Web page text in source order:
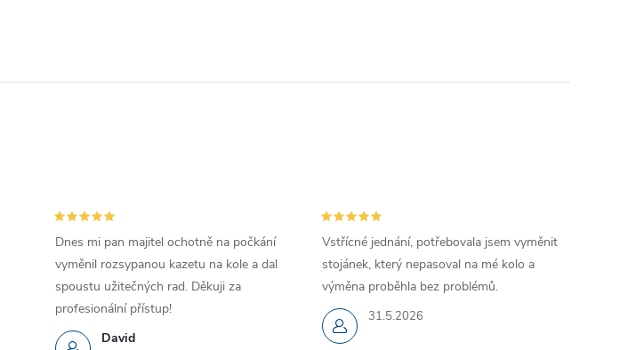
David
Dnes mi pan majitel ochotně na počkání
vyměnil rozsypanou kazetu na kole a dal
spoustu užitečných rad. Děkuji za
profesionální přístup!
31.5.2026
Vstřícné jednání, potřebovala jsem vyměnit
stojánek, který nepasoval na mé kolo a
výměna proběhla bez problémů.